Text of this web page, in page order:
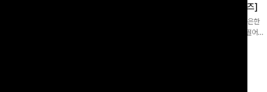
쿨링버튼 8부와이드팬츠[FREE,L사이즈]
[바스락소재💙/8부기장]사이드 버튼 디테일이 은은한
포인트가 되어주는 와이드 팬츠입니다. 여유롭게 떨어지